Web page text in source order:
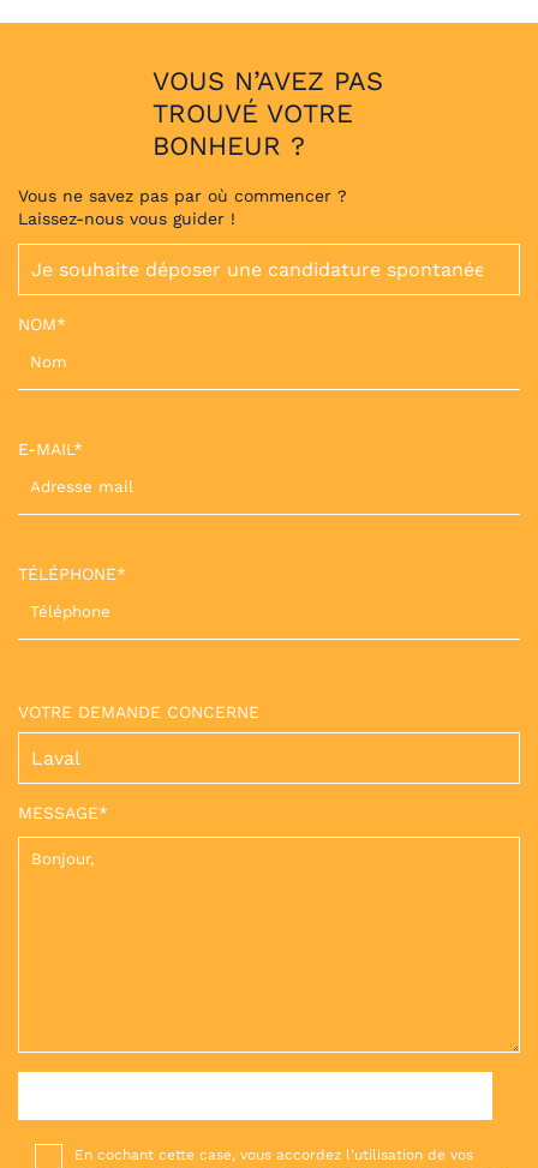
VOUS N’AVEZ PAS
TROUVÉ VOTRE
BONHEUR ?
Vous ne savez pas par où commencer ?
Laissez-nous vous guider !
NOM*
E-MAIL*
TÉLÉPHONE*
VOTRE DEMANDE CONCERNE
MESSAGE*
En cochant cette case, vous accordez l’utilisation de vos